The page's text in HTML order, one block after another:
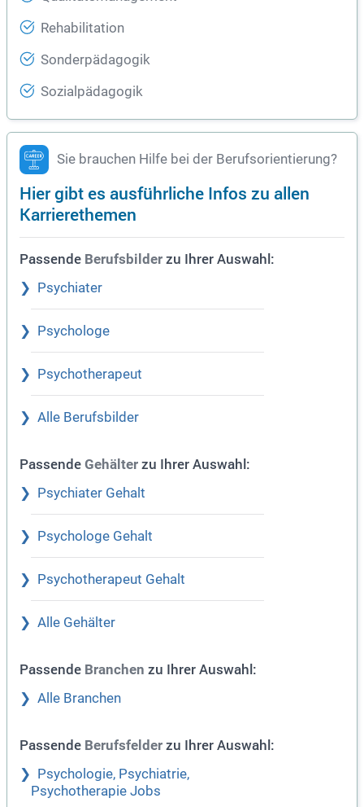
Rehabilitation
Sonderpädagogik
Sozialpädagogik
Sie brauchen Hilfe bei der Berufsorientierung?
Hier gibt es ausführliche Infos zu allen
Karrierethemen
Passende Berufsbilder zu Ihrer Auswahl:
Psychiater
Psychologe
Psychotherapeut
Alle Berufsbilder
Passende Gehälter zu Ihrer Auswahl:
Psychiater Gehalt
Psychologe Gehalt
Psychotherapeut Gehalt
Alle Gehälter
Passende Branchen zu Ihrer Auswahl:
Alle Branchen
Passende Berufsfelder zu Ihrer Auswahl:
Psychologie, Psychiatrie,
Psychotherapie Jobs